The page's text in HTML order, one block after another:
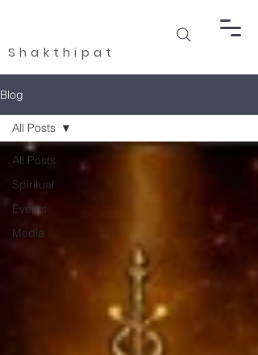
Shakthipat
Blog
All Posts
Spiritual
Events
Media
All Posts